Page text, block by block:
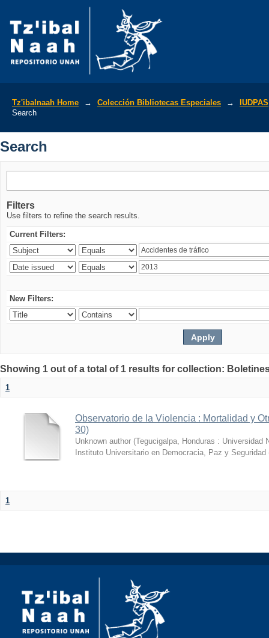
Tz'ibalnaah Home → Colección Bibliotecas Especiales →
IUDPAS
Search
Search
Filters
Use filters to refine the search results.
Current Filters:
New Filters:
Showing 1 out of a total of 1 results for collection:
1
Observatorio de la Violencia : Mortalidad y
30)
Unknown author (Tegucigalpa, Honduras : Universidad
Instituto Universitario en Democracia, Paz y Seguridad
1